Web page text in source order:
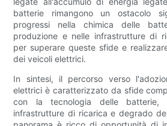
batterie rimangono un ostacolo
progressi nella chimica delle
produzione e nelle infrastrutture di
per superare queste sfide e
dei veicoli elettrici.
In sintesi, il percorso verso
elettrici è caratterizzato da sfide
con la tecnologia delle batterie,
infrastrutture di ricarica e degrado